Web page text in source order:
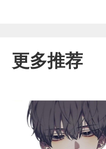
吐槽！喜欢和大
更多推荐